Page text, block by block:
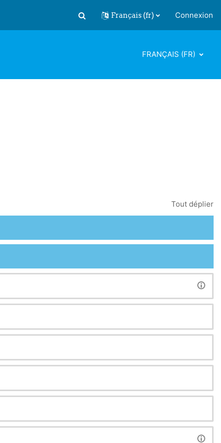
Activer/désactiver la saisie de
Français ‎(fr)‎ Connexion
FRANÇAIS ‎(FR)‎
Tout déplier